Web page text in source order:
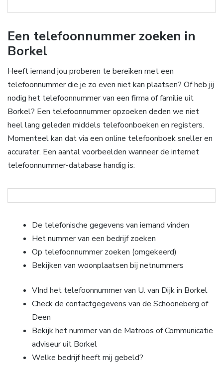
Een telefoonnummer zoeken in
Borkel
Heeft iemand jou proberen te bereiken met een
telefoonnummer die je zo even niet kan plaatsen? Of heb jij
nodig het telefoonnummer van een firma of familie uit
Borkel? Een telefoonnummer opzoeken deden we niet
heel lang geleden middels telefoonboeken en registers.
Momenteel kan dat via een online telefoonboek sneller en
accurater. Een aantal voorbeelden wanneer de internet
telefoonnummer-database handig is:
De telefonische gegevens van iemand vinden
Het nummer van een bedrijf zoeken
Op telefoonnummer zoeken (omgekeerd)
Bekijken van woonplaatsen bij netnummers
VInd het telefoonnummer van U. van Dijk in Borkel
Check de contactgegevens van de Schooneberg of
Deen
Bekijk het nummer van de Matroos of Communicatie
adviseur uit Borkel
Welke bedrijf heeft mij gebeld?